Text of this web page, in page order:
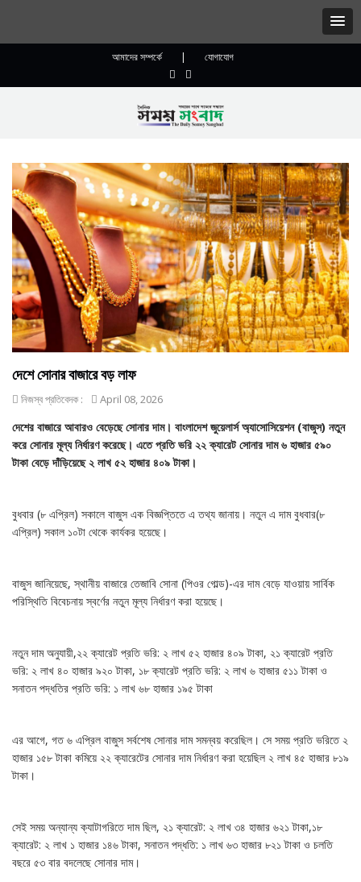
আমাদের সম্পর্কে | যোগাযোগ
দেশে সোনার বাজারে বড় লাফ
নিজস্ব প্রতিবেদক : April 08, 2026
দেশের বাজারে আবারও বেড়েছে সোনার দাম। বাংলাদেশ জুয়েলার্স অ্যাসোসিয়েশন (বাজুস) নতুন
করে সোনার মূল্য নির্ধারণ করেছে। এতে প্রতি ভরি ২২ ক্যারেট সোনার দাম ৬ হাজার ৫৯০
টাকা বেড়ে দাঁড়িয়েছে ২ লাখ ৫২ হাজার ৪০৯ টাকা।
বুধবার (৮ এপ্রিল) সকালে বাজুস এক বিজ্ঞপ্তিতে এ তথ্য জানায়। নতুন এ দাম বুধবার(৮
এপ্রিল) সকাল ১০টা থেকে কার্যকর হয়েছে।
বাজুস জানিয়েছে, স্থানীয় বাজারে তেজাবি সোনা (পিওর গোল্ড)-এর দাম বেড়ে যাওয়ায় সার্বিক
পরিস্থিতি বিবেচনায় স্বর্ণের নতুন মূল্য নির্ধারণ করা হয়েছে।
নতুন দাম অনুযায়ী,২২ ক্যারেট প্রতি ভরি: ২ লাখ ৫২ হাজার ৪০৯ টাকা, ২১ ক্যারেট প্রতি
ভরি: ২ লাখ ৪০ হাজার ৯২০ টাকা, ১৮ ক্যারেট প্রতি ভরি: ২ লাখ ৬ হাজার ৫১১ টাকা ও
সনাতন পদ্ধতির প্রতি ভরি: ১ লাখ ৬৮ হাজার ১৯৫ টাকা
এর আগে, গত ৬ এপ্রিল বাজুস সর্বশেষ সোনার দাম সমন্বয় করেছিল। সে সময় প্রতি ভরিতে ২
হাজার ১৫৮ টাকা কমিয়ে ২২ ক্যারেটের সোনার দাম নির্ধারণ করা হয়েছিল ২ লাখ ৪৫ হাজার ৮১৯
টাকা।
সেই সময় অন্যান্য ক্যাটাগরিতে দাম ছিল, ২১ ক্যারেট: ২ লাখ ৩৪ হাজার ৬২১ টাকা,১৮
ক্যারেট: ২ লাখ ১ হাজার ১৪৬ টাকা, সনাতন পদ্ধতি: ১ লাখ ৬৩ হাজার ৮২১ টাকা ও চলতি
বছরে ৫৩ বার বদলেছে সোনার দাম।